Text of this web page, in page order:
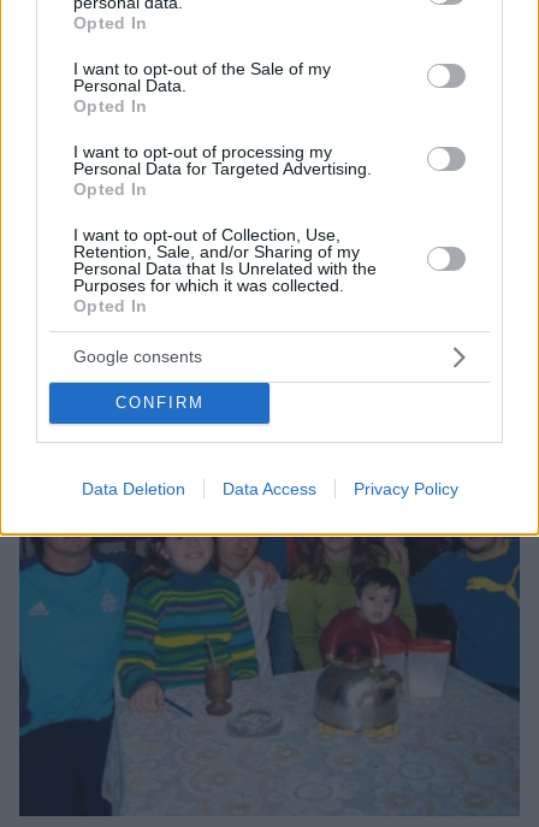
grant or deny consent to Google and its third-party tags to
use your data for below specified purposes in below Google
consent section.
Opted In
I want to opt-out of the Sale of my
Personal Data.
Opted In
I want to opt-out of processing my
Personal Data for Targeted Advertising.
Opted In
I want to opt-out of Collection, Use,
Retention, Sale, and/or Sharing of my
Personal Data that Is Unrelated with the
Purposes for which it was collected.
Opted In
Google consents
CONFIRM
Data Deletion Data Access Privacy Policy
Το σπίτι του τρόμου στο Άινταχο: Η νύχτα που
τέσσερις φοιτητές δολοφονήθηκαν μέσα σε λίγα
λεπτά
πριν μία ώρα